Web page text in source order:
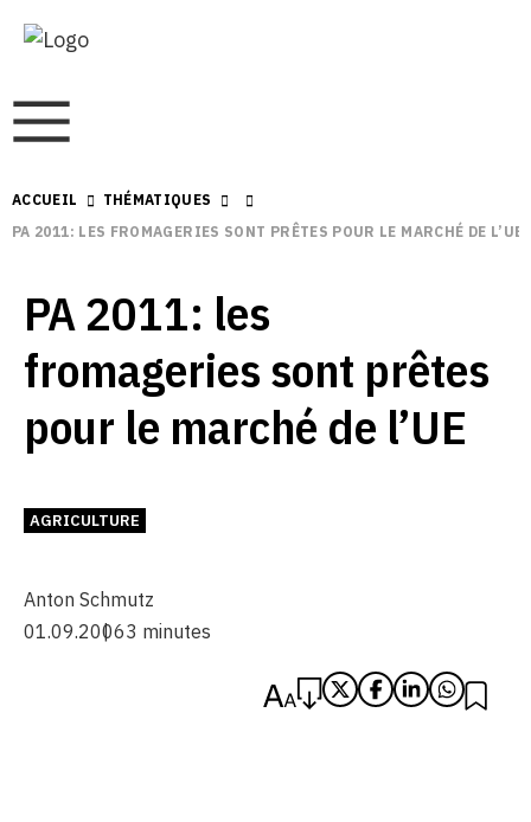
ACCUEIL
THÉMATIQUES
PA 2011: LES FROMAGERIES SONT PRÊTES POUR LE MARCHÉ DE L’UE
PA 2011: les
fromageries sont prêtes
pour le marché de l’UE
AGRICULTURE
Anton Schmutz
01.09.20063 minutes